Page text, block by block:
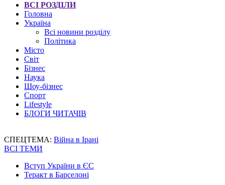
ВСІ РОЗДІЛИ
Головна
Україна
Всі новини розділу
Політика
Місто
Світ
Бізнес
Наука
Шоу-бізнес
Спорт
Lifestyle
БЛОГИ ЧИТАЧІВ
СПЕЦТЕМА: Війна в Ірані
ВСІ ТЕМИ
Вступ України в ЄС
Теракт в Барселоні